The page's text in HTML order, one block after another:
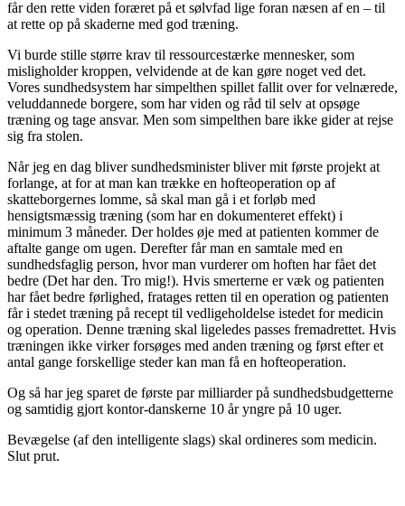
får den rette viden foræret på et sølvfad lige foran næsen af en – til
at rette op på skaderne med god træning.
Vi burde stille større krav til ressourcestærke mennesker, som
misligholder kroppen, velvidende at de kan gøre noget ved det.
Vores sundhedsystem har simpelthen spillet fallit over for velnærede,
veluddannede borgere, som har viden og råd til selv at opsøge
træning og tage ansvar. Men som simpelthen bare ikke gider at rejse
sig fra stolen.
Når jeg en dag bliver sundhedsminister bliver mit første projekt at
forlange, at for at man kan trække en hofteoperation op af
skatteborgernes lomme, så skal man gå i et forløb med
hensigtsmæssig træning (som har en dokumenteret effekt) i
minimum 3 måneder. Der holdes øje med at patienten kommer de
aftalte gange om ugen. Derefter får man en samtale med en
sundhedsfaglig person, hvor man vurderer om hoften har fået det
bedre (Det har den. Tro mig!). Hvis smerterne er væk og patienten
har fået bedre førlighed, fratages retten til en operation og patienten
får i stedet træning på recept til vedligeholdelse istedet for medicin
og operation. Denne træning skal ligeledes passes fremadrettet. Hvis
træningen ikke virker forsøges med anden træning og først efter et
antal gange forskellige steder kan man få en hofteoperation.
Og så har jeg sparet de første par milliarder på sundhedsbudgetterne
og samtidig gjort kontor-danskerne 10 år yngre på 10 uger.
Bevægelse (af den intelligente slags) skal ordineres som medicin.
Slut prut.